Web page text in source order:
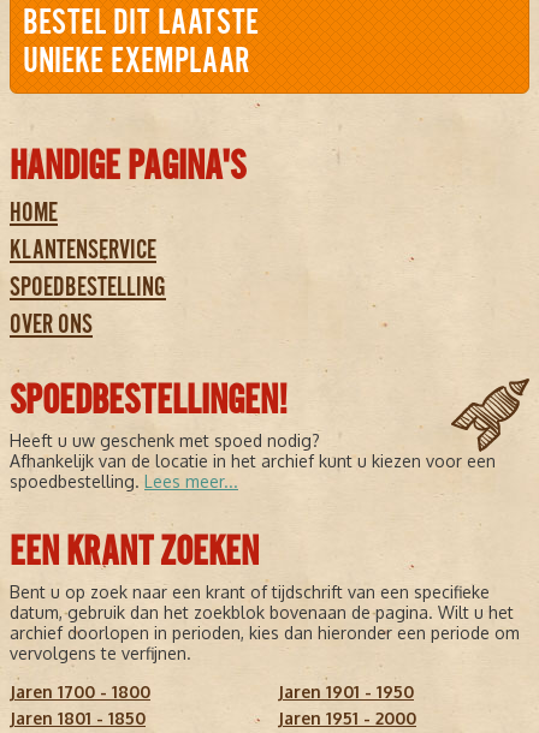
BESTEL DIT LAATSTE
UNIEKE EXEMPLAAR
HANDIGE PAGINA'S
HOME
KLANTENSERVICE
SPOEDBESTELLING
OVER ONS
SPOEDBESTELLINGEN!
Heeft u uw geschenk met spoed nodig?
Afhankelijk van de locatie in het archief kunt u kiezen voor een
spoedbestelling. Lees meer...
EEN KRANT ZOEKEN
Bent u op zoek naar een krant of tijdschrift van een specifieke
datum, gebruik dan het zoekblok bovenaan de pagina. Wilt u het
archief doorlopen in perioden, kies dan hieronder een periode om
vervolgens te verfijnen.
Jaren 1700 - 1800
Jaren 1801 - 1850
Jaren 1901 - 1950
Jaren 1951 - 2000